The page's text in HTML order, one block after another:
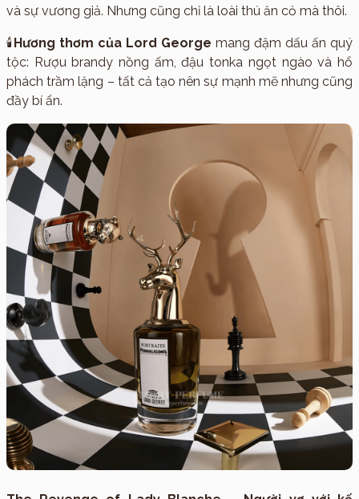
và sự vương giả. Nhưng cũng chỉ là loài thú ăn cỏ mà thôi.
🕯Hương thơm của Lord George mang đậm dấu ấn quý
tộc: Rượu brandy nồng ấm, đậu tonka ngọt ngào và hổ
phách trầm lặng – tất cả tạo nên sự mạnh mẽ nhưng cũng
đầy bí ẩn.